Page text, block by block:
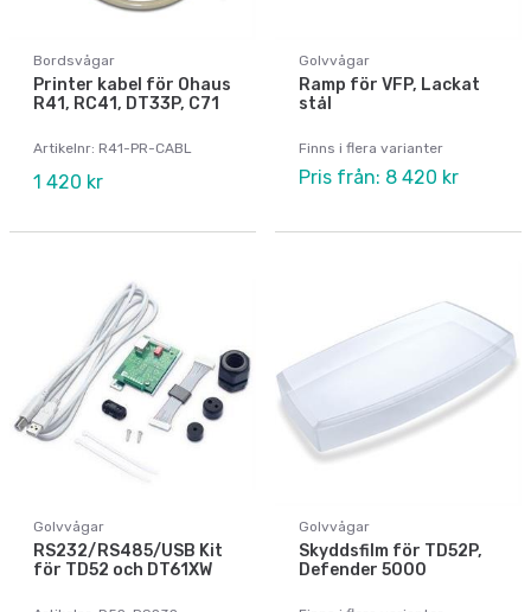
Bordsvågar
Printer kabel för Ohaus
R41, RC41, DT33P, C71
Artikelnr: R41-PR-CABL
1 420 kr
Golvvågar
Ramp för VFP, Lackat
stål
Finns i flera varianter
Pris från: 8 420 kr
Golvvågar
RS232/RS485/USB Kit
för TD52 och DT61XW
Golvvågar
Skyddsfilm för TD52P,
Defender 5000